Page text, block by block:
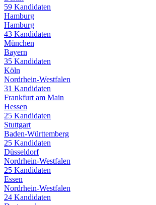
59 Kandidaten
Hamburg
Hamburg
43 Kandidaten
München
Bayern
35 Kandidaten
Köln
Nordrhein-Westfalen
31 Kandidaten
Frankfurt am Main
Hessen
25 Kandidaten
Stuttgart
Baden-Württemberg
25 Kandidaten
Düsseldorf
Nordrhein-Westfalen
25 Kandidaten
Essen
Nordrhein-Westfalen
24 Kandidaten